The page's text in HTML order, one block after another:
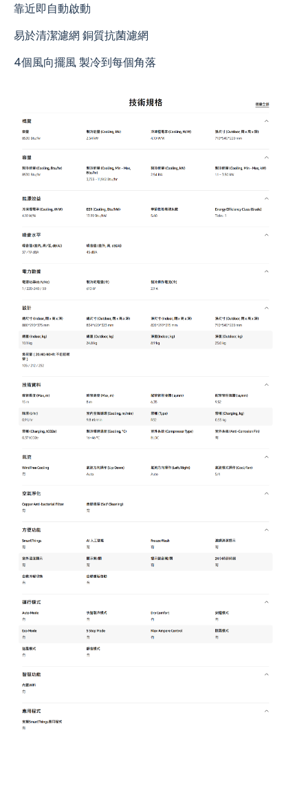
靠近即自動啟動
易於清潔濾網 銅質抗菌濾網
4個風向擺風 製冷到每個角落